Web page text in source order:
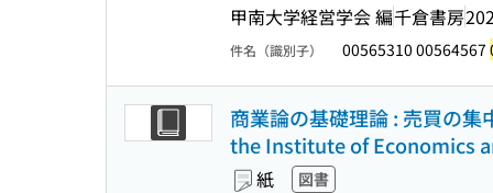
甲南大学経営学会 編千倉書房
件名（識別子） 00565310 00564567
商業論の基礎理論 : 売買の
the Institute of Economics
紙 図書